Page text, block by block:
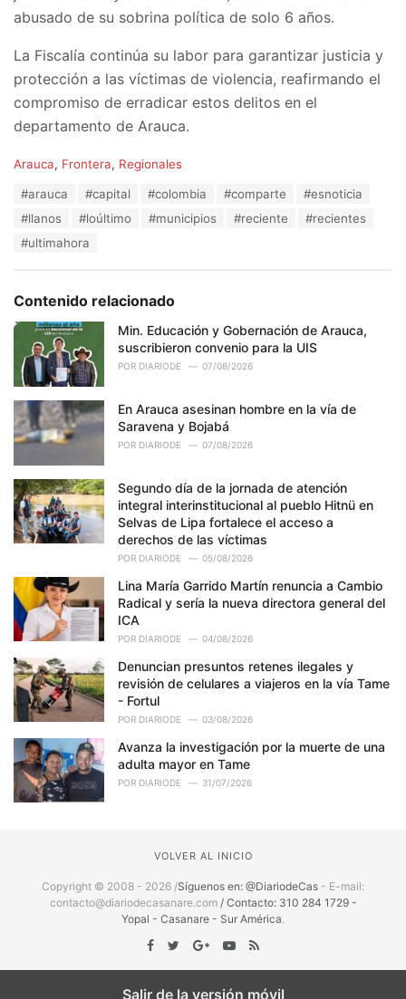
abusado de su sobrina política de solo 6 años.
La Fiscalía continúa su labor para garantizar justicia y
protección a las víctimas de violencia, reafirmando el
compromiso de erradicar estos delitos en el
departamento de Arauca.
C
e
s
:
Arauca, Frontera, Regionales
#arauca #capital #colombia #comparte
#esnoticia
#llanos
#loúltimo #municipios #reciente
#recientes
#ultimahora
Contenido relacionado
Min. Educación y Gobernación de Arauca,
suscribieron convenio para la UIS
POR DIARIODE 07/08/2026
En Arauca asesinan hombre en la vía de
Saravena y Bojabá
POR DIARIODE 07/08/2026
Segundo día de la jornada de atención
integral interinstitucional al pueblo Hitnü en
Selvas de Lipa fortalece el acceso a
derechos de las víctimas
POR DIARIODE 05/08/2026
Lina María Garrido Martín renuncia a Cambio
Radical y sería la nueva directora general del
ICA
POR DIARIODE 04/08/2026
Denuncian presuntos retenes ilegales y
revisión de celulares a viajeros en la vía Tame
- Fortul
POR DIARIODE 03/08/2026
Avanza la investigación por la muerte de una
adulta mayor en Tame
POR DIARIODE 31/07/2026
VOLVER AL INICIO
Copyright © 2008 - 2026 /Síguenos en: @DiariodeCas - E-mail:
contacto@diariodecasanare.com / Contacto: 310 284 1729 -
Yopal - Casanare - Sur América.
Salir de la versión móvil